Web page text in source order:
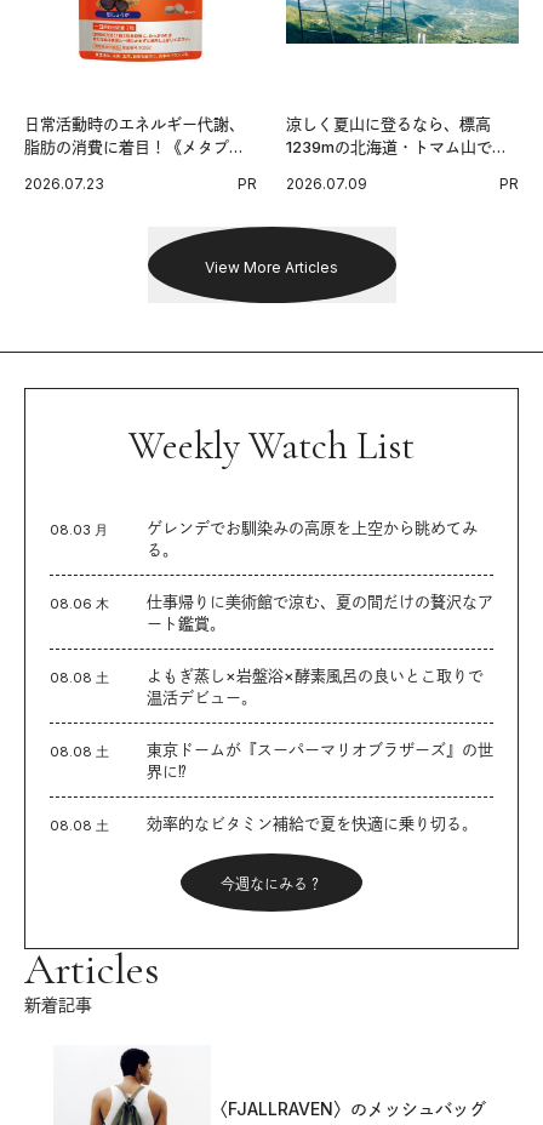
日常活動時のエネルギー代謝、
脂肪の消費に着目！《メタプラ
習慣。
2026.07.23 PR
涼しく夏山に登るなら、標高
1239mの北海道・トマム山で旅
2026.07.09 PR
View More Articles
Weekly Watch List
08.03 月
ゲレンデでお馴染みの高原を上空から眺めてみ
る。
08.06 木
仕事帰りに美術館で涼む、夏の間だけの贅沢なア
ート鑑賞。
08.08 土
よもぎ蒸し×岩盤浴×酵素風呂の良いとこ取りで
温活デビュー。
08.08 土
東京ドームが『スーパーマリオブラザーズ』の世
界に⁉︎
08.08 土 効率的なビタミン補給で夏を快適に乗り切る。
今週なにみる？
Articles
新着記事
〈FJALLRAVEN〉のメッシュバッグ